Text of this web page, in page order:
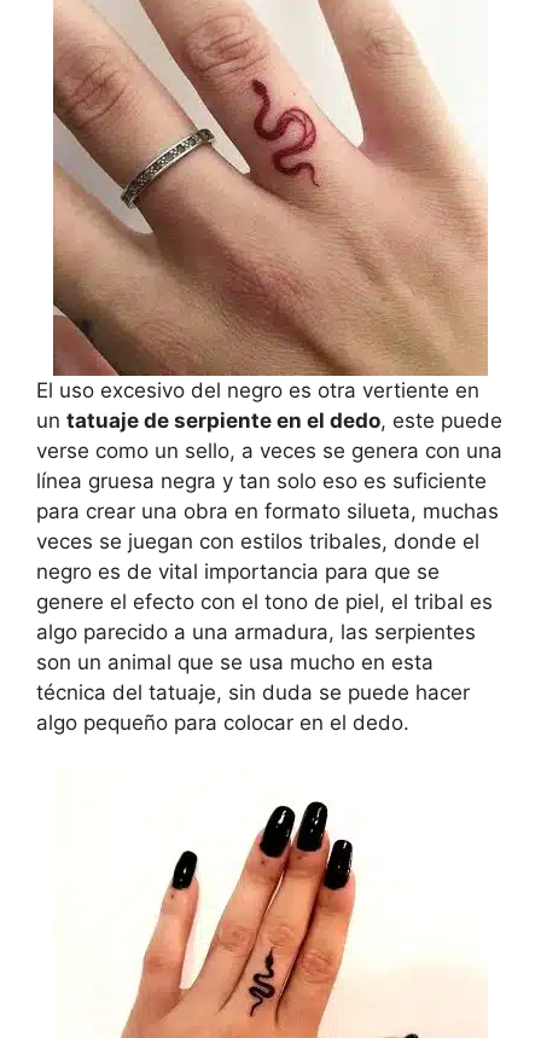
El uso excesivo del negro es otra vertiente en
un tatuaje de serpiente en el dedo, este puede
verse como un sello, a veces se genera con una
línea gruesa negra y tan solo eso es suficiente
para crear una obra en formato silueta, muchas
veces se juegan con estilos tribales, donde el
negro es de vital importancia para que se
genere el efecto con el tono de piel, el tribal es
algo parecido a una armadura, las serpientes
son un animal que se usa mucho en esta
técnica del tatuaje, sin duda se puede hacer
algo pequeño para colocar en el dedo.